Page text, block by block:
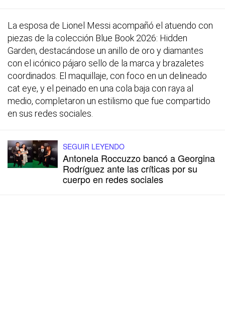
La esposa de Lionel Messi acompañó el atuendo con
piezas de la colección Blue Book 2026: Hidden
Garden, destacándose un anillo de oro y diamantes
con el icónico pájaro sello de la marca y brazaletes
coordinados. El maquillaje, con foco en un delineado
cat eye, y el peinado en una cola baja con raya al
medio, completaron un estilismo que fue compartido
en sus redes sociales.
SEGUIR LEYENDO
Antonela Roccuzzo bancó a Georgina
Rodríguez ante las críticas por su
cuerpo en redes sociales